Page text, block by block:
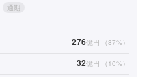
通期
276億円 （87%）
32億円 （ 10%）